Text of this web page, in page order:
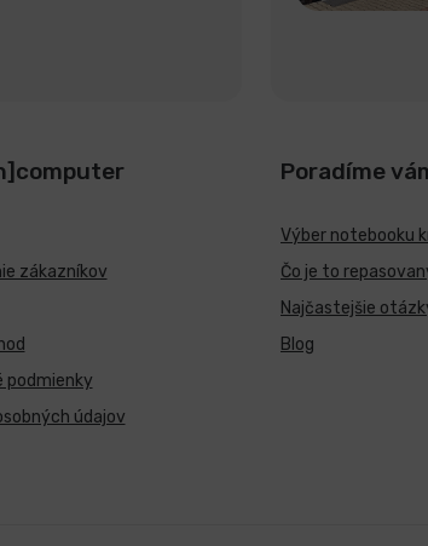
zákazníkov
podmienky
údajov
Poradíme
Výber notebooku
Čo je to
Najčastejšie
Blog